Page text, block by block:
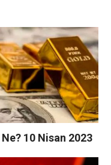
10 Nisan 2023